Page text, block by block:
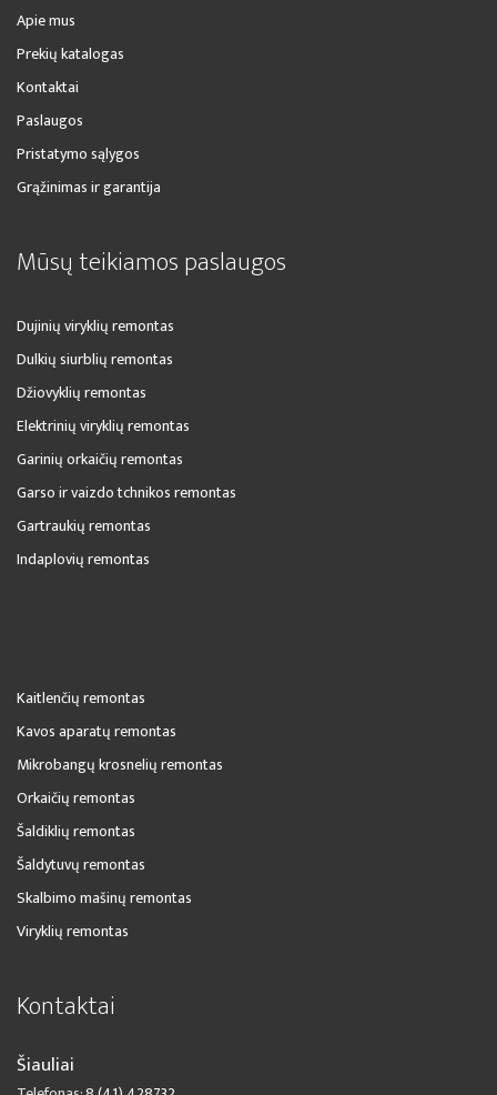
Apie mus
Prekių katalogas
Kontaktai
Paslaugos
Pristatymo sąlygos
Grąžinimas ir garantija
Mūsų teikiamos paslaugos
Dujinių viryklių remontas
Dulkių siurblių remontas
Džiovyklių remontas
Elektrinių viryklių remontas
Garinių orkaičių remontas
Garso ir vaizdo tchnikos remontas
Gartraukių remontas
Indaplovių remontas
Kaitlenčių remontas
Kavos aparatų remontas
Mikrobangų krosnelių remontas
Orkaičių remontas
Šaldiklių remontas
Šaldytuvų remontas
Skalbimo mašinų remontas
Viryklių remontas
Kontaktai
Šiauliai